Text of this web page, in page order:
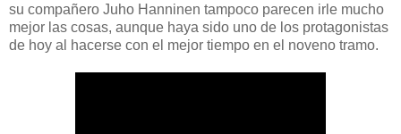
su compañero Juho Hanninen tampoco parecen irle mucho
mejor las cosas, aunque haya sido uno de los protagonistas
de hoy al hacerse con el mejor tiempo en el noveno tramo.